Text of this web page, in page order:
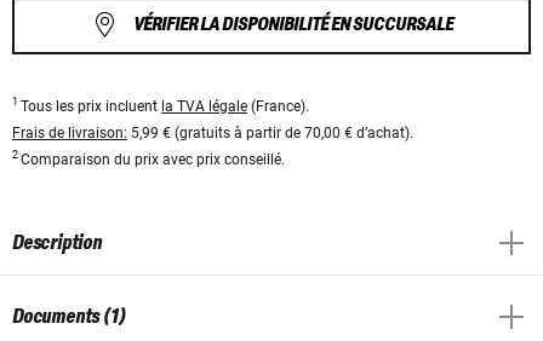
VÉRIFIER LA DISPONIBILITÉ EN SUCCURSALE
1 Tous les prix incluent la TVA légale (France).
Frais de livraison: 5,99 € (gratuits à partir de 70,00 € d’achat).
2 Comparaison du prix avec prix conseillé.
Description
Documents (1)